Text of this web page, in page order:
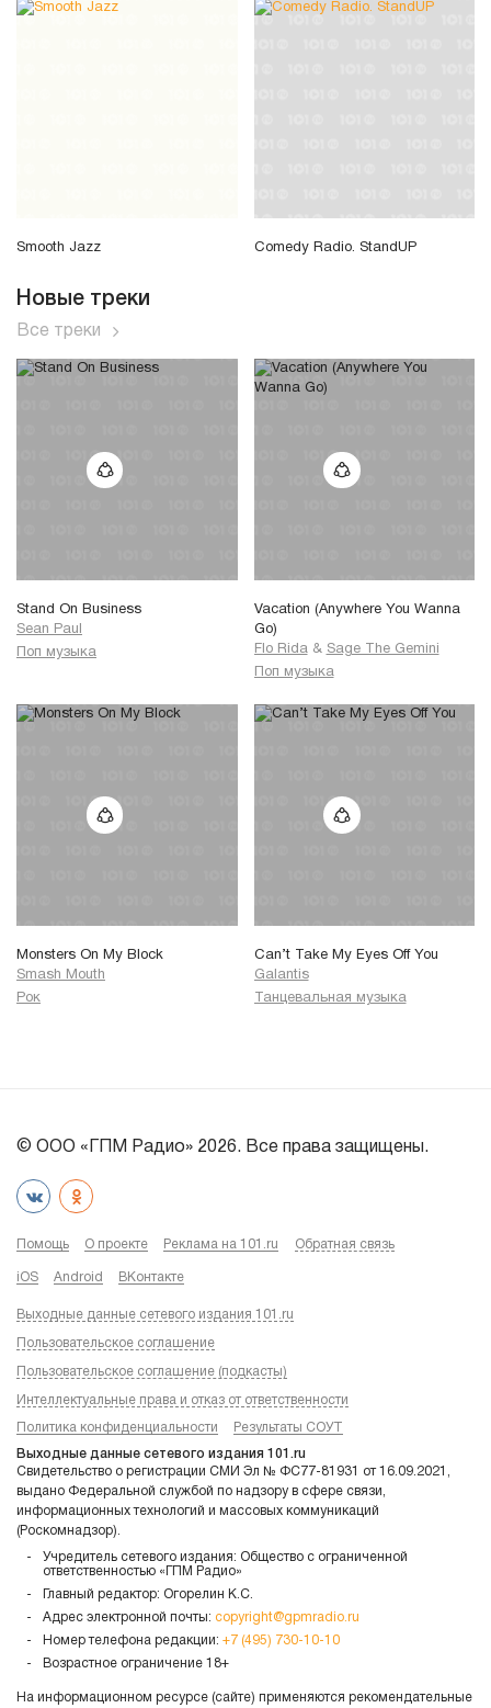
Smooth Jazz Comedy Radio. StandUP
Новые треки
Все треки
Stand On Business
Sean Paul
Поп музыка
Vacation (Anywhere You Wanna
Go)
Flo Rida & Sage The Gemini
Поп музыка
Monsters On My Block
Smash Mouth
Рок
Can’t Take My Eyes Off You
Galantis
Танцевальная музыка
© ООО «ГПМ Радио» 2026. Все права защищены.
Помощь О проекте Реклама на 101.ru Обратная связь
iOS Android ВКонтакте
Выходные данные сетевого издания 101.ru
Пользовательское соглашение
Пользовательское соглашение (подкасты)
Интеллектуальные права и отказ от ответственности
Политика конфиденциальности Результаты СОУТ
Выходные данные сетевого издания 101.ru
Свидетельство о регистрации СМИ Эл № ФС77-81931 от 16.09.2021,
выдано Федеральной службой по надзору в сфере связи,
информационных технологий и массовых коммуникаций
(Роскомнадзор).
Учредитель сетевого издания: Общество с ограниченной
ответственностью «ГПМ Радио»
Главный редактор: Огорелин К.С.
Адрес электронной почты: copyright@gpmradio.ru
Номер телефона редакции: +7 (495) 730-10-10
Возрастное ограничение 18+
На информационном ресурсе (сайте) применяются рекомендательные